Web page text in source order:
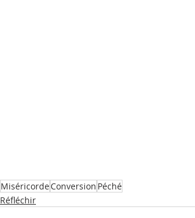
MiséricordeConversion Péché
Réfléchir